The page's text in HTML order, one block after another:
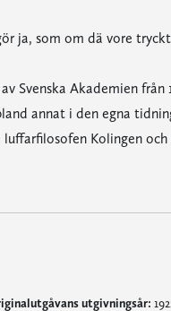
ja, som om dä vore
Svenska Akademien från
annat i den egna
Kolingen
utgivningsår: